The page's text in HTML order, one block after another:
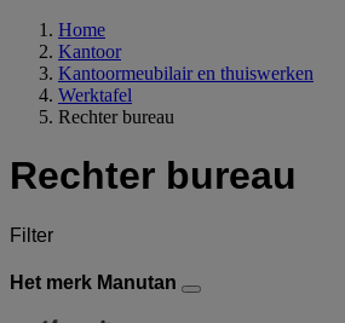
Home
Kantoor
Kantoormeubilair en thuiswerken
Werktafel
Rechter bureau
Rechter bureau
Filter
Het merk Manutan